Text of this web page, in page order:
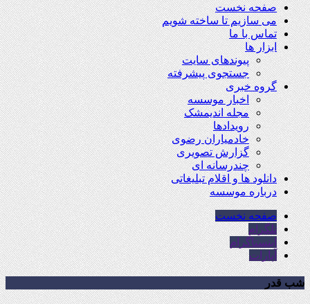
صفحه نخست
می سازیم تا ساخته شویم
تماس با ما
ابزار ها
پیوندهای سایت
جستجوی پیشرفته
گروه خبری
اخبار موسسه
مجله اندیمشک
رویدادها
خادمیاران رضوی
گزارش تصویری
چندرسانه ای
دانلود ها و اقلام تبلیغاتی
درباره موسسه
صفحه نخست
تلگرام
اینستاگرام
آپارات
شب قدر